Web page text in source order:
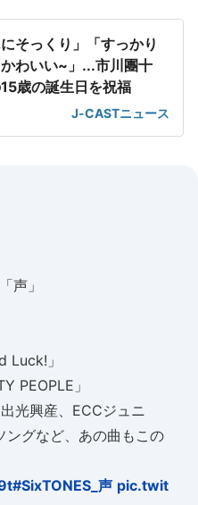
にそっくり」「すっかり
わいい~」...市川團十
歳の誕生日を祝福
J-CASTニュース
声」
Luck!」
PEOPLE」
光興産、ECCジュニ
ングなど、あの曲もこの
#SixTONES_声 pic.twit